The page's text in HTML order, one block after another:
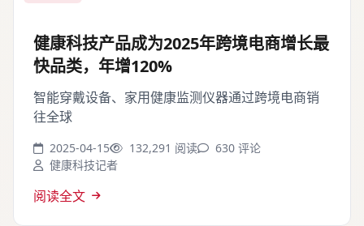
健康科技产品成为2025年跨境电商增长最
快品类，年增120%
智能穿戴设备、家用健康监测仪器通过跨境电商销
往全球
2025-04-15 132,291 阅读
630 评论
健康科技记者
阅读全文